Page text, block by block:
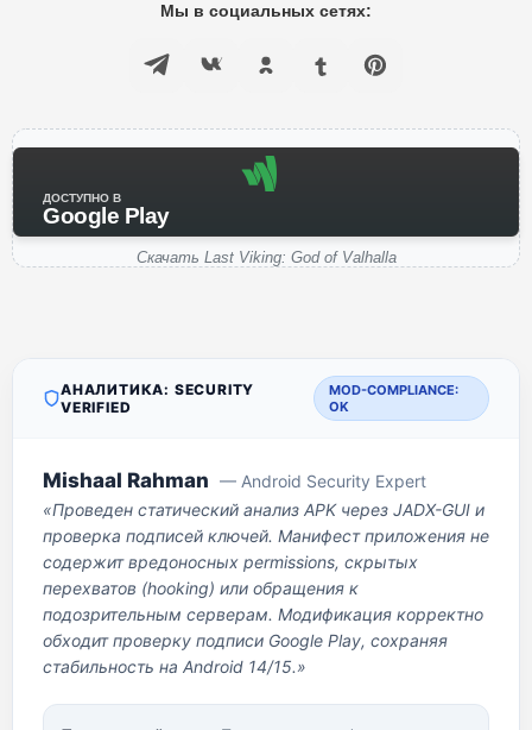
Мы в социальных сетях:
ДОСТУПНО В
Google Play
Скачать Last Viking: God of Valhalla
АНАЛИТИКА: SECURITY
VERIFIED
MOD-COMPLIANCE:
OK
Mishaal Rahman — Android Security Expert
«Проведен статический анализ APK через JADX-GUI и
проверка подписей ключей. Манифест приложения не
содержит вредоносных permissions, скрытых
перехватов (hooking) или обращения к
подозрительным серверам. Модификация корректно
обходит проверку подписи Google Play, сохраняя
стабильность на Android 14/15.»